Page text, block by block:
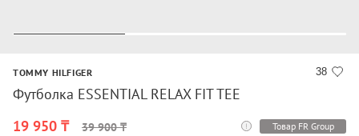
38
TOMMY HILFIGER
Футболка ESSENTIAL RELAX FIT TEE
19 950 ₸
39 900 ₸ Товар FR Group